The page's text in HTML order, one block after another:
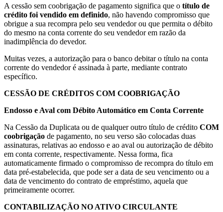
A cessão sem coobrigação de pagamento significa que o título de
crédito foi vendido em definido, não havendo compromisso que
obrigue a sua recompra pelo seu vendedor ou que permita o débito
do mesmo na conta corrente do seu vendedor em razão da
inadimplência do devedor.
Muitas vezes, a autorização para o banco debitar o título na conta
corrente do vendedor é assinada à parte, mediante contrato
específico.
CESSÃO DE CRÉDITOS COM COOBRIGAÇÃO
Endosso e Aval com Débito Automático em Conta Corrente
Na Cessão da Duplicata ou de qualquer outro título de crédito COM
coobrigação de pagamento, no seu verso são colocadas duas
assinaturas, relativas ao endosso e ao aval ou autorização de débito
em conta corrente, respectivamente. Nessa forma, fica
automaticamente firmado o compromisso de recompra do título em
data pré-estabelecida, que pode ser a data de seu vencimento ou a
data de vencimento do contrato de empréstimo, aquela que
primeiramente ocorrer.
CONTABILIZAÇÃO NO ATIVO CIRCULANTE